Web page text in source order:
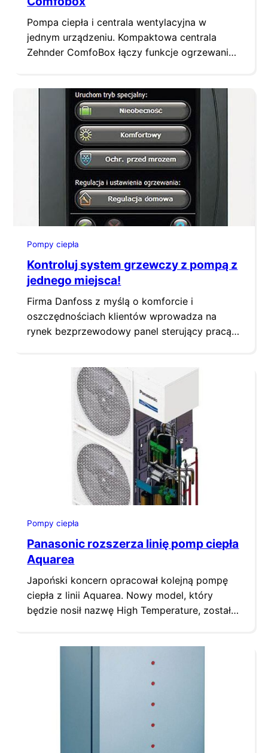
Pompa ciepła i centrala wentylacyjna w
jednym urządzeniu. Kompaktowa centrala
Zehnder ComfoBox łączy funkcje ogrzewania,
odnawialne źródła energii.
Pompy ciepła
Kontroluj system grzewczy z pompą z
jednego miejsca!
Firma Danfoss z myślą o komforcie i
oszczędnościach klientów wprowadza na
rynek bezprzewodowy panel sterujący pracą
Pompy ciepła
Panasonic rozszerza linię pomp ciepła
Aquarea
Japoński koncern opracował kolejną pompę
ciepła z linii Aquarea. Nowy model, który
będzie nosił nazwę High Temperature, został
T-CAP – nowa pompa charakteryzuje się
wysoką wydajnością i obniżonym zużyciem